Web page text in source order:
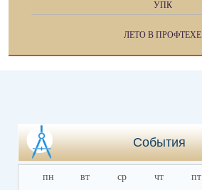
УПК
ЛЕТО В ПРОФТЕХЕ
События
пн вт ср чт пт